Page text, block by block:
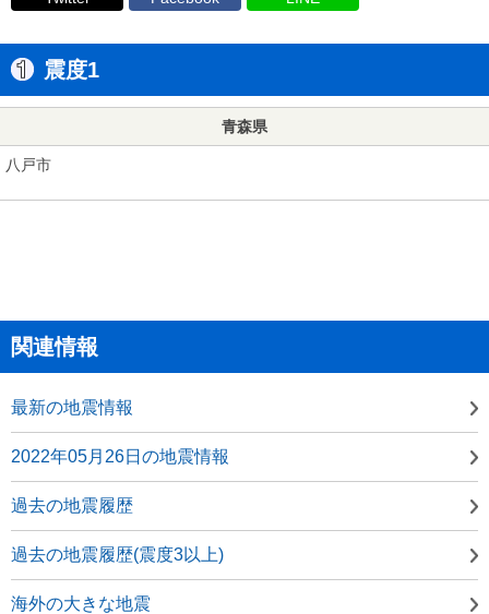
震度1
青森県
八戸市
関連情報
最新の地震情報
2022年05月26日の地震情報
過去の地震履歴
過去の地震履歴(震度3以上)
海外の大きな地震